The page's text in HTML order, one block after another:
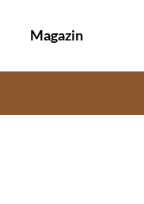
Magazin